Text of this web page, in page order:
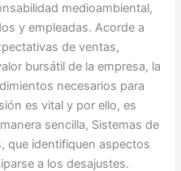
medioambiental,
y empleadas. Acorde a
de ventas,
bursátil de la empresa, la
necesarios para
es vital y por ello, es
sencilla, Sistemas de
que identifiquen aspectos
a los desajustes.